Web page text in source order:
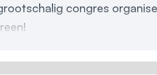
congres